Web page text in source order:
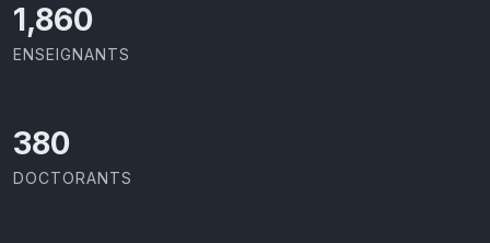
2,086
ENSEIGNANTS
426
DOCTORANTS